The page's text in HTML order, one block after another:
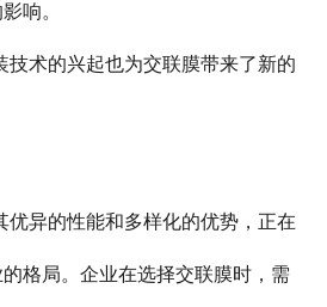
响。
技术的兴起也为交联膜带来了新的
优异的性能和多样化的优势，正在
格局。企业在选择交联膜时，需